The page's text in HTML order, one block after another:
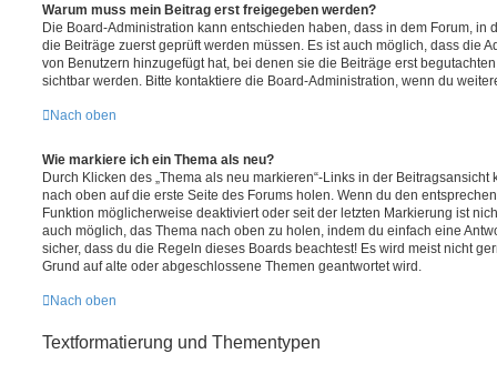
Warum muss mein Beitrag erst freigegeben werden?
Die Board-Administration kann entschieden haben, dass in dem Forum, in
die Beiträge zuerst geprüft werden müssen. Es ist auch möglich, dass die
von Benutzern hinzugefügt hat, bei denen sie die Beiträge erst
sichtbar werden. Bitte kontaktiere die Board-Administration, wenn du
Nach oben
Wie markiere ich ein Thema als neu?
Durch Klicken des „Thema als neu markieren“-Links in der
nach oben auf die erste Seite des Forums holen. Wenn du den
Funktion möglicherweise deaktiviert oder seit der letzten Markierung ist
auch möglich, das Thema nach oben zu holen, indem du einfach eine
sicher, dass du die Regeln dieses Boards beachtest! Es wird meist nicht
Grund auf alte oder abgeschlossene Themen geantwortet wird.
Nach oben
Textformatierung und Thementypen